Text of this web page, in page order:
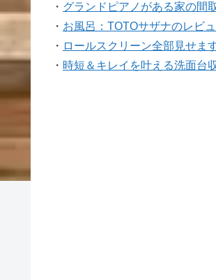
・ グランドピアノがある家の間
・ お風呂：TOTOサザナのレビ
・ ロールスクリーン全部見せま
・ 時短＆キレイを叶える洗面台